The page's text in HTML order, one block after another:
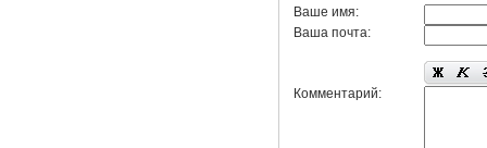
Ваше имя:
Ваша почта:
Комментарий: